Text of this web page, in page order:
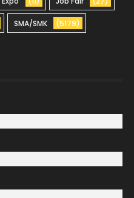
SMA/SMK (5179)